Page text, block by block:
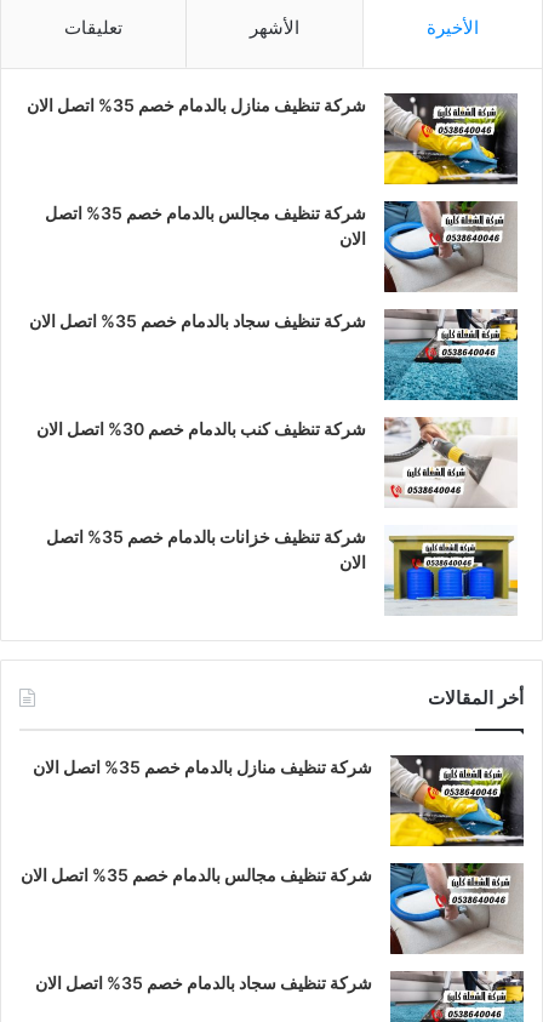
س
ب
و
ت
ق
ا
س
ا
الأخيرة الأشهر تعليقات
شركة تنظيف منازل بالدمام خصم 35% اتصل الان
شركة تنظيف مجالس بالدمام خصم 35% اتصل
الان
شركة تنظيف سجاد بالدمام خصم 35% اتصل الان
شركة تنظيف كنب بالدمام خصم 30% اتصل الان
شركة تنظيف خزانات بالدمام خصم 35% اتصل
الان
أخر المقالات
شركة تنظيف منازل بالدمام خصم 35% اتصل الان
شركة تنظيف مجالس بالدمام خصم 35% اتصل الان
شركة تنظيف سجاد بالدمام خصم 35% اتصل الان